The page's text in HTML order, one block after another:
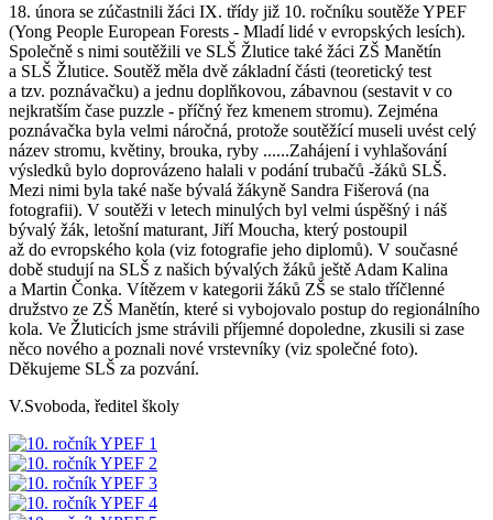
18. února se zúčastnili žáci IX. třídy již 10. ročníku soutěže YPEF
(Yong People European Forests - Mladí lidé v evropských lesích).
Společně s nimi soutěžili ve SLŠ Žlutice také žáci ZŠ Manětín
a SLŠ Žlutice. Soutěž měla dvě základní části (teoretický test
a tzv. poznávačku) a jednu doplňkovou, zábavnou (sestavit v co
nejkratším čase puzzle - příčný řez kmenem stromu). Zejména
poznávačka byla velmi náročná, protože soutěžící museli uvést celý
název stromu, květiny, brouka, ryby ......Zahájení i vyhlašování
výsledků bylo doprovázeno halali v podání trubačů -žáků SLŠ.
Mezi nimi byla také naše bývalá žákyně Sandra Fišerová (na
fotografii). V soutěži v letech minulých byl velmi úspěšný i náš
bývalý žák, letošní maturant, Jiří Moucha, který postoupil
až do evropského kola (viz fotografie jeho diplomů). V současné
době studují na SLŠ z našich bývalých žáků ještě Adam Kalina
a Martin Čonka. Vítězem v kategorii žáků ZŠ se stalo tříčlenné
družstvo ze ZŠ Manětín, které si vybojovalo postup do regionálního
kola. Ve Žluticích jsme strávili příjemné dopoledne, zkusili si zase
něco nového a poznali nové vrstevníky (viz společné foto).
Děkujeme SLŠ za pozvání.
V.Svoboda, ředitel školy